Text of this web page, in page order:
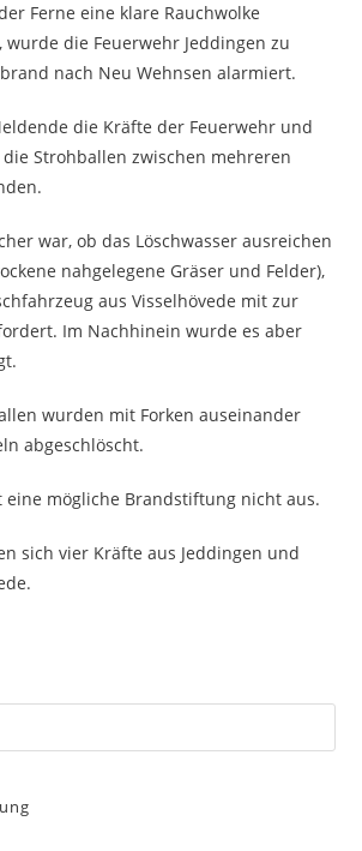
Ferne eine klare Rauchwolke
die Feuerwehr Jeddingen zu
nach Neu Wehnsen alarmiert.
die Kräfte der Feuerwehr und
die Strohballen zwischen mehreren
war, ob das Löschwasser ausreichen
nahgelegene Gräser und Felder),
aus Visselhövede mit zur
Im Nachhinein wurde es aber
wurden mit Forken auseinander
abgeschlöscht.
eine mögliche Brandstiftung nicht aus.
sich vier Kräfte aus Jeddingen und